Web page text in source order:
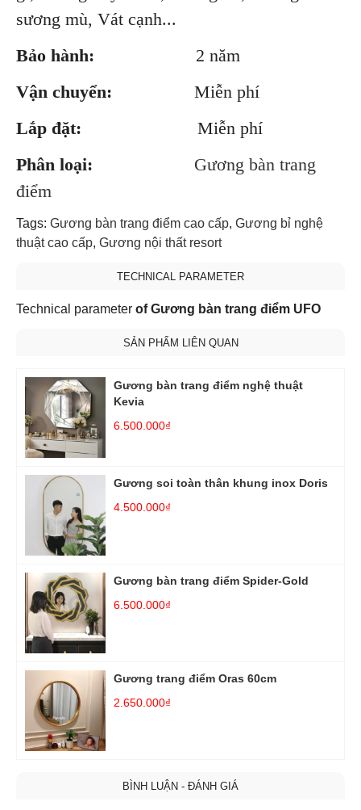
sương mù, Vát cạnh...
Bảo hành: 2 năm
Vận chuyển:
Miễn phí
Lắp đặt: Miễn phí
Phân loại:
Gương bàn trang
điểm
Tags: Gương bàn trang điểm cao cấp, Gương bỉ nghệ
thuật cao cấp, Gương nội thất resort
TECHNICAL PARAMETER
Technical parameter of Gương bàn trang điểm UFO
SẢN PHẨM LIÊN QUAN
Gương bàn trang điểm nghệ thuật
Kevia
6.500.000₫
Gương soi toàn thân khung inox Doris
4.500.000₫
Gương bàn trang điểm Spider-Gold
6.500.000₫
Gương trang điểm Oras 60cm
2.650.000₫
BÌNH LUẬN - ĐÁNH GIÁ